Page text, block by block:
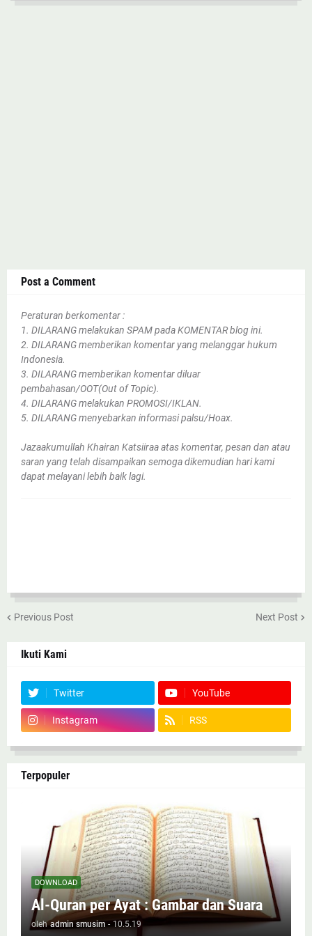
Post a Comment
Peraturan berkomentar :
1. DILARANG melakukan SPAM pada KOMENTAR blog ini.
2. DILARANG memberikan komentar yang melanggar hukum
Indonesia.
3. DILARANG memberikan komentar diluar
pembahasan/OOT(Out of Topic).
4. DILARANG melakukan PROMOSI/IKLAN.
5. DILARANG menyebarkan informasi palsu/Hoax.
Jazaakumullah Khairan Katsiiraa atas komentar, pesan dan atau
saran yang telah disampaikan semoga dikemudian hari kami
dapat melayani lebih baik lagi.
Previous Post Next Post
Ikuti Kami
Twitter YouTube
Instagram RSS
Terpopuler
DOWNLOAD
Al-Quran per Ayat : Gambar dan Suara
oleh admin smusim - 10.5.19